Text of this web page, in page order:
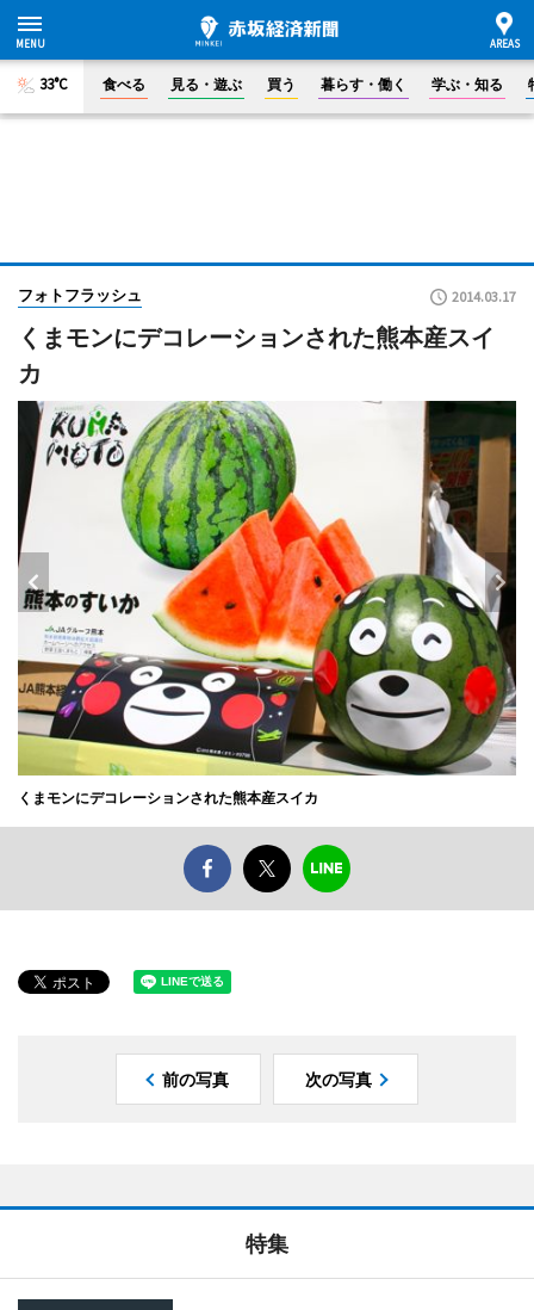
33°C 食べる 見る・遊ぶ 買う 暮らす・働く 学ぶ・知る
フォトフラッシュ 2014.03.17
くまモンにデコレーションされた熊本産スイ
カ
くまモンにデコレーションされた熊本産スイカ
前の写真 次の写真
特集